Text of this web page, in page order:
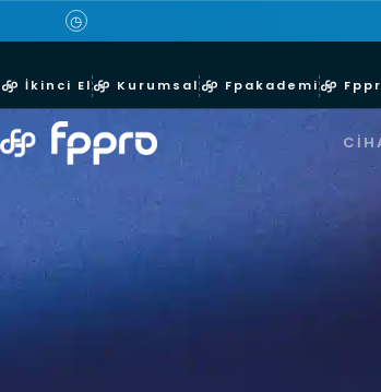
◷
İkinci El Kurumsal Fpakademi